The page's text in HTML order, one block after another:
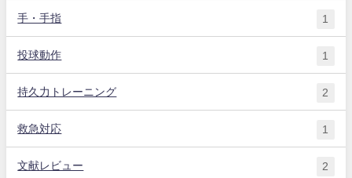
手・手指 1
投球動作 1
持久力トレーニング 2
救急対応 1
文献レビュー 2